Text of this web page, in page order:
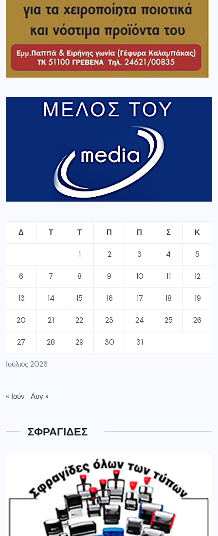
Ιούλιος 2026
Δ Τ Τ Π Π Σ Κ
1 2 3 4 5
6 7 8 9 10 11 12
13 14 15 16 17 18 19
20 21 22 23 24 25 26
27 28 29 30 31
« Ιούν Αυγ »
ΣΦΡΑΓΙΔΕΣ